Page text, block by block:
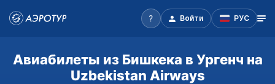
Войти РУС
Авиабилеты из Бишкека в Ургенч на
Uzbekistan Airways